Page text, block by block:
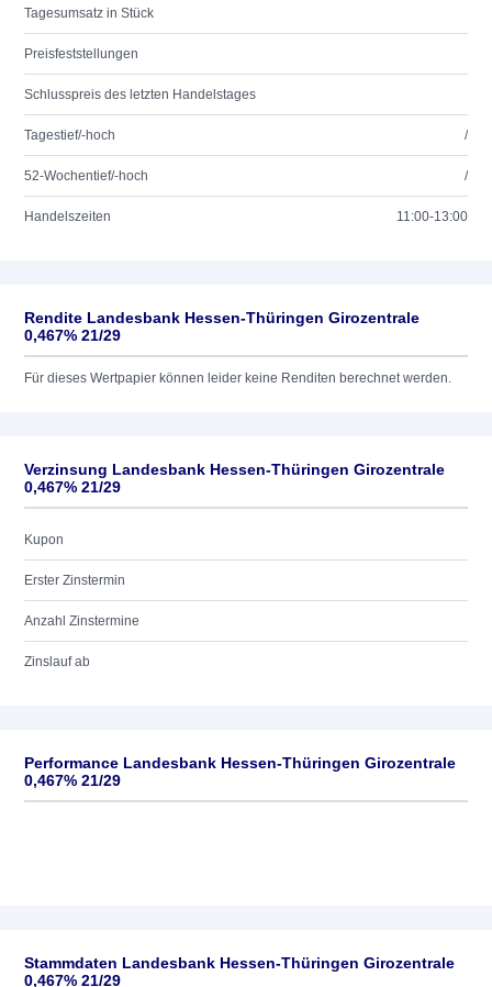
Tagesumsatz in Stück
Preisfeststellungen
Schlusspreis des letzten Handelstages
Tagestief/-hoch /
52-Wochentief/-hoch /
Handelszeiten 11:00-13:00
Rendite Landesbank Hessen-Thüringen Girozentrale
0,467% 21/29
Für dieses Wertpapier können leider keine Renditen berechnet werden.
Verzinsung Landesbank Hessen-Thüringen Girozentrale
0,467% 21/29
Kupon
Erster Zinstermin
Anzahl Zinstermine
Zinslauf ab
Performance Landesbank Hessen-Thüringen Girozentrale
0,467% 21/29
Stammdaten Landesbank Hessen-Thüringen Girozentrale
0,467% 21/29